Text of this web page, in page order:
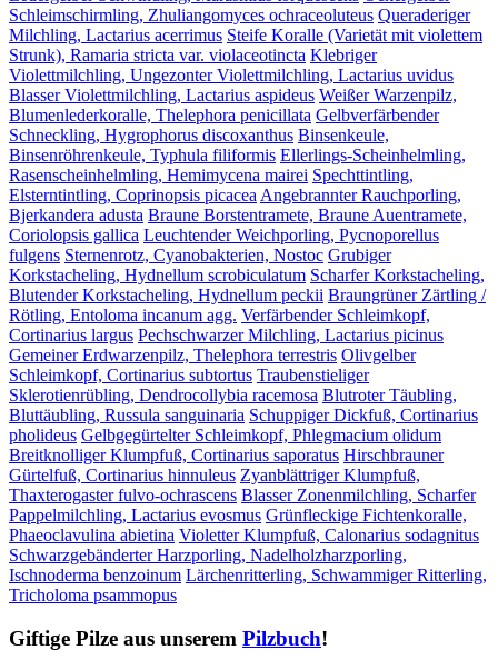
Schleimschirmling, Zhuliangomyces ochraceoluteus Queraderiger
Milchling, Lactarius acerrimus Steife Koralle (Varietät mit violettem
Strunk), Ramaria stricta var. violaceotincta Klebriger
Violettmilchling, Ungezonter Violettmilchling, Lactarius uvidus
Blasser Violettmilchling, Lactarius aspideus Weißer Warzenpilz,
Blumenlederkoralle, Thelephora penicillata Gelbverfärbender
Schneckling, Hygrophorus discoxanthus Binsenkeule,
Binsenröhrenkeule, Typhula filiformis Ellerlings-Scheinhelmling,
Rasenscheinhelmling, Hemimycena mairei Spechttintling,
Elsterntintling, Coprinopsis picacea Angebrannter Rauchporling,
Bjerkandera adusta Braune Borstentramete, Braune Auentramete,
Coriolopsis gallica Leuchtender Weichporling, Pycnoporellus
fulgens Sternenrotz, Cyanobakterien, Nostoc Grubiger
Korkstacheling, Hydnellum scrobiculatum Scharfer Korkstacheling,
Blutender Korkstacheling, Hydnellum peckii Braungrüner Zärtling /
Rötling, Entoloma incanum agg. Verfärbender Schleimkopf,
Cortinarius largus Pechschwarzer Milchling, Lactarius picinus
Gemeiner Erdwarzenpilz, Thelephora terrestris Olivgelber
Schleimkopf, Cortinarius subtortus Traubenstieliger
Sklerotienrübling, Dendrocollybia racemosa Blutroter Täubling,
Bluttäubling, Russula sanguinaria Schuppiger Dickfuß, Cortinarius
pholideus Gelbgegürtelter Schleimkopf, Phlegmacium olidum
Breitknolliger Klumpfuß, Cortinarius saporatus Hirschbrauner
Gürtelfuß, Cortinarius hinnuleus Zyanblättriger Klumpfuß,
Thaxterogaster fulvo-ochrascens Blasser Zonenmilchling, Scharfer
Pappelmilchling, Lactarius evosmus Grünfleckige Fichtenkoralle,
Phaeoclavulina abietina Violetter Klumpfuß, Calonarius sodagnitus
Schwarzgebänderter Harzporling, Nadelholzharzporling,
Ischnoderma benzoinum Lärchenritterling, Schwammiger Ritterling,
Tricholoma psammopus
Giftige Pilze aus unserem Pilzbuch!